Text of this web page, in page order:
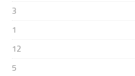
3
1
12
5